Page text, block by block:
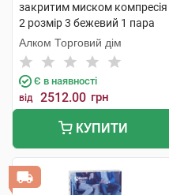
закритим миском компресія
2 розмір 3 бежевий 1 пара
Алком Торговий дім
Є в наявності
від 2512.00 грн
КУПИТИ